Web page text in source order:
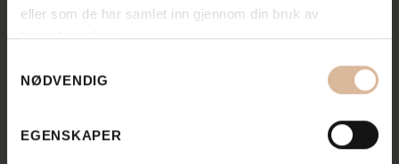
eller som de har samlet inn gjennom din bruk av
tjenestene deres.
NØDVENDIG
EGENSKAPER
Se vår kolleksjon av
BEER & LUNDHS Landskapstein
eller